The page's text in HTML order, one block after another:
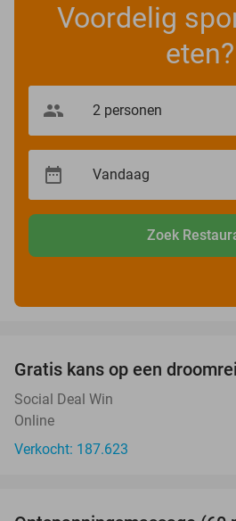
Voordelig
eten?
Zoek
Gratis kans op een
Social Deal Win
Online
Verkocht: 187.623